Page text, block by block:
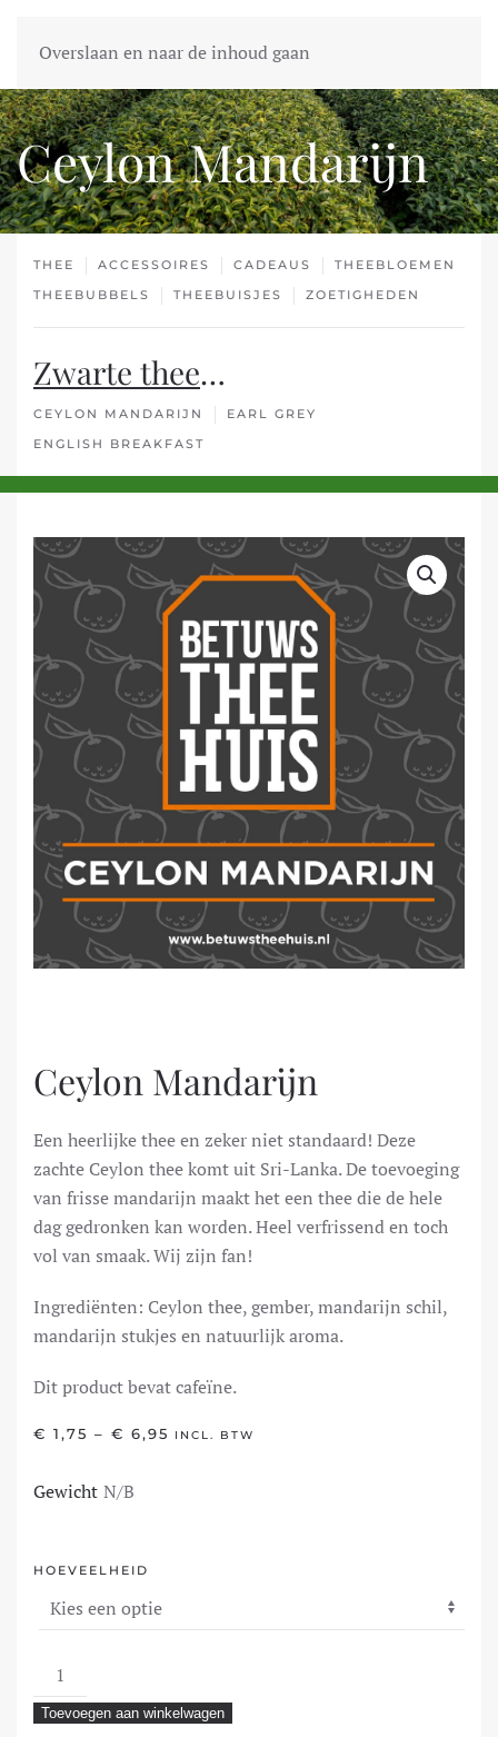
Overslaan en naar de inhoud gaan
Ceylon Mandarijn
THEE ACCESSOIRES CADEAUS
THEEBLOEMEN
THEEBUBBELS
THEEBUISJES ZOETIGHEDEN
Zwarte thee…
CEYLON MANDARIJN
EARL GREY
ENGLISH BREAKFAST
Ceylon Mandarijn
Een heerlijke thee en zeker niet standaard! Deze
zachte Ceylon thee komt uit Sri-Lanka. De toevoeging
van frisse mandarijn maakt het een thee die de hele
dag gedronken kan worden. Heel verfrissend en toch
vol van smaak. Wij zijn fan!
Ingrediënten: Ceylon thee, gember, mandarijn schil,
mandarijn stukjes en natuurlijk aroma.
Dit product bevat cafeïne.
€ 1,75 – € 6,95 PRIJSKLASSE:
INCL. BTW
Gewicht N/B
HOEVEELHEID
Ceylon
Mandarijn
aantal
Toevoegen aan winkelwagen